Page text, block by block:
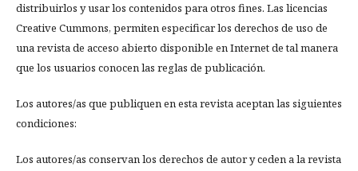
distribuirlos y usar los contenidos para otros fines. Las licencias
Creative Cummons, permiten especificar los derechos de uso de
una revista de acceso abierto disponible en Internet de tal manera
que los usuarios conocen las reglas de publicación.
Los autores/as que publiquen en esta revista aceptan las siguientes
condiciones:
Los autores/as conservan los derechos de autor y ceden a la revista